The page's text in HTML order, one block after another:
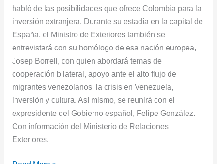
habló de las posibilidades que ofrece Colombia para la
inversión extranjera. Durante su estadía en la capital de
España, el Ministro de Exteriores también se
entrevistará con su homólogo de esa nación europea,
Josep Borrell, con quien abordará temas de
cooperación bilateral, apoyo ante el alto flujo de
migrantes venezolanos, la crisis en Venezuela,
inversión y cultura. Así mismo, se reunirá con el
expresidente del Gobierno español, Felipe González.
Con información del Ministerio de Relaciones
Exteriores.